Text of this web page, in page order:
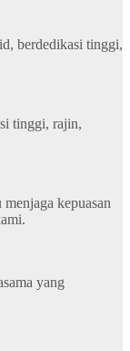
berdedikasi tinggi,
tinggi, rajin,
kepuasan
yang